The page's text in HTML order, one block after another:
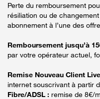
Perte du remboursement
résiliation ou de
abonnement à l’une des
Remboursement jusqu’à
par votre opérateur actuel,
Remise Nouveau Client
internet souscrivant à partir
Fibre/ADSL : remise de 8€/